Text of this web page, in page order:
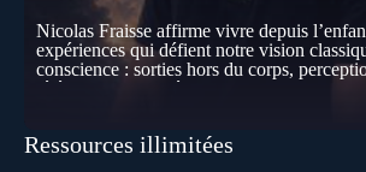
Nicolas Fraisse affirme vivre depuis
expériences qui défient notre vision
conscience : sorties hors du corps,
télépathie spontanée… Comment accueillir
les pensées d’autrui ? Que deviennent
Ressources illimitées